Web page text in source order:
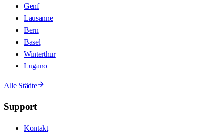
Genf
Lausanne
Bern
Basel
Winterthur
Lugano
Alle Städte
Support
Kontakt